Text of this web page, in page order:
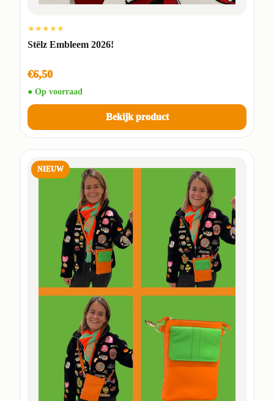
★★★★★
Stëlz Embleem 2026!
€6,50
● Op voorraad
Bekijk product
NIEUW